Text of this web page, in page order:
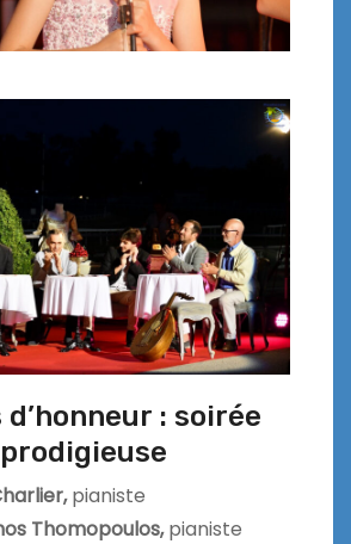
: soirée
prodigieuse
pianiste
Thomopoulos,pianiste